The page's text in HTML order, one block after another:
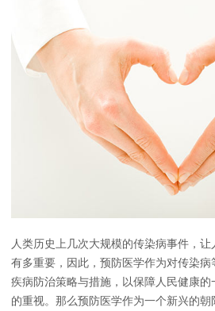
人类历史上几次大规模的传染病事件，
有多重要，因此，预防医学作为对传染
疾病防治策略与措施，以保障人民健康
的重视。那么预防医学作为一个新兴的